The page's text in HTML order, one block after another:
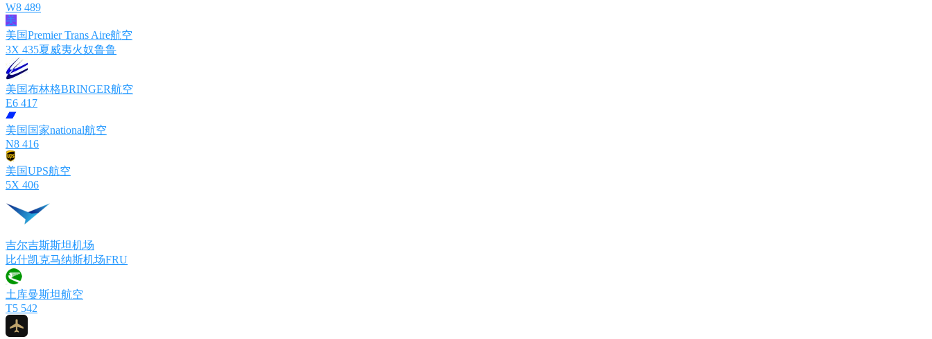
W8 489
美
美国Premier Trans Aire航空
3X 435夏威夷火奴鲁鲁
美国布林格BRINGER航空
E6 417
美国国家national航空
N8 416
美国UPS航空
5X 406
吉尔吉斯斯坦机场
比什凯克马纳斯机场FRU
土库曼斯坦航空
T5 542